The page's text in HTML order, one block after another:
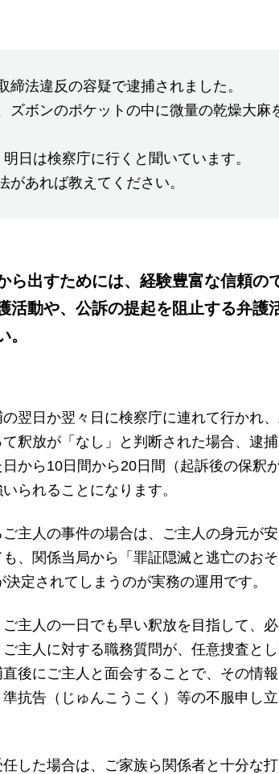
締法違反の容疑で逮捕されました。
ズボンのポケットの中に微量の乾燥大麻
日は検察庁に行くと聞いています。
があれば教えてください。
ら出すためには、経験豊富な信頼の
活動や、公訴の提起を阻止する弁護
翌日か翌々日に検察庁に連れて行かれ
釈放が「なし」と判断された場合、逮捕
から10日間から20日間（起訴後の保釈
られることになります。
主人の事件の場合は、ご主人の身元が
、関係当局から「罪証隠滅と逃亡のお
定されてしまうのが実務の運用です。
主人の一日でも早い釈放を目指して、
主人に対する職務質問が、任意捜査と
後にご主人と面会することで、その情
抗告（じゅんこうこく）等の不服申し
した場合は、ご家族ら関係者と十分な打